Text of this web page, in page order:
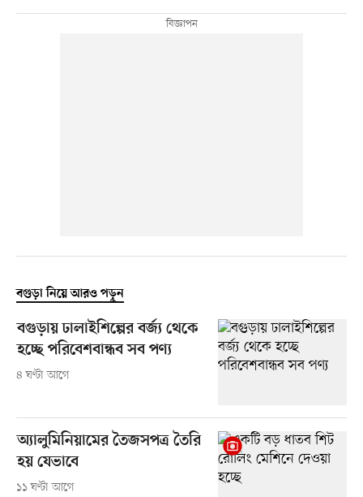
বগুড়া নিয়ে আরও পড়ুন
বগুড়ায় ঢালাইশিল্পের বর্জ্য থেকে
হচ্ছে পরিবেশবান্ধব সব পণ্য
৪ ঘণ্টা আগে
অ্যালুমিনিয়ামের তৈজসপত্র তৈরি
হয় যেভাবে
১১ ঘণ্টা আগে